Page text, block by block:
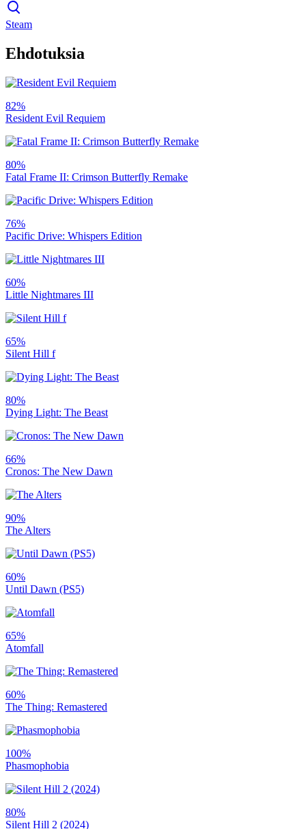
Steam
Ehdotuksia
82%
Resident Evil Requiem
80%
Fatal Frame II: Crimson Butterfly Remake
76%
Pacific Drive: Whispers Edition
60%
Little Nightmares III
65%
Silent Hill f
80%
Dying Light: The Beast
66%
Cronos: The New Dawn
90%
The Alters
60%
Until Dawn (PS5)
65%
Atomfall
60%
The Thing: Remastered
100%
Phasmophobia
80%
Silent Hill 2 (2024)